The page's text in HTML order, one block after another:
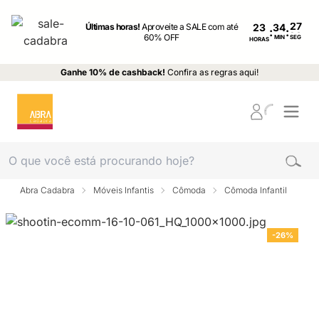
Últimas horas!Aproveite a SALE com até
60% OFF
23
HORAS: MIN : SEG
Ganhe 10% de cashback! Confira as regras aqui!
Abra Cadabra Móveis Infantis Cômoda Cômoda Infantil
-26%